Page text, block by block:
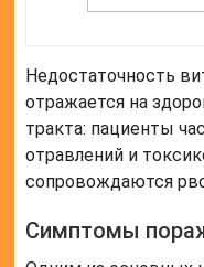
Недостаточность
отражается на
тракта: пациенты
отравлений и
сопровождаются
Симптомы